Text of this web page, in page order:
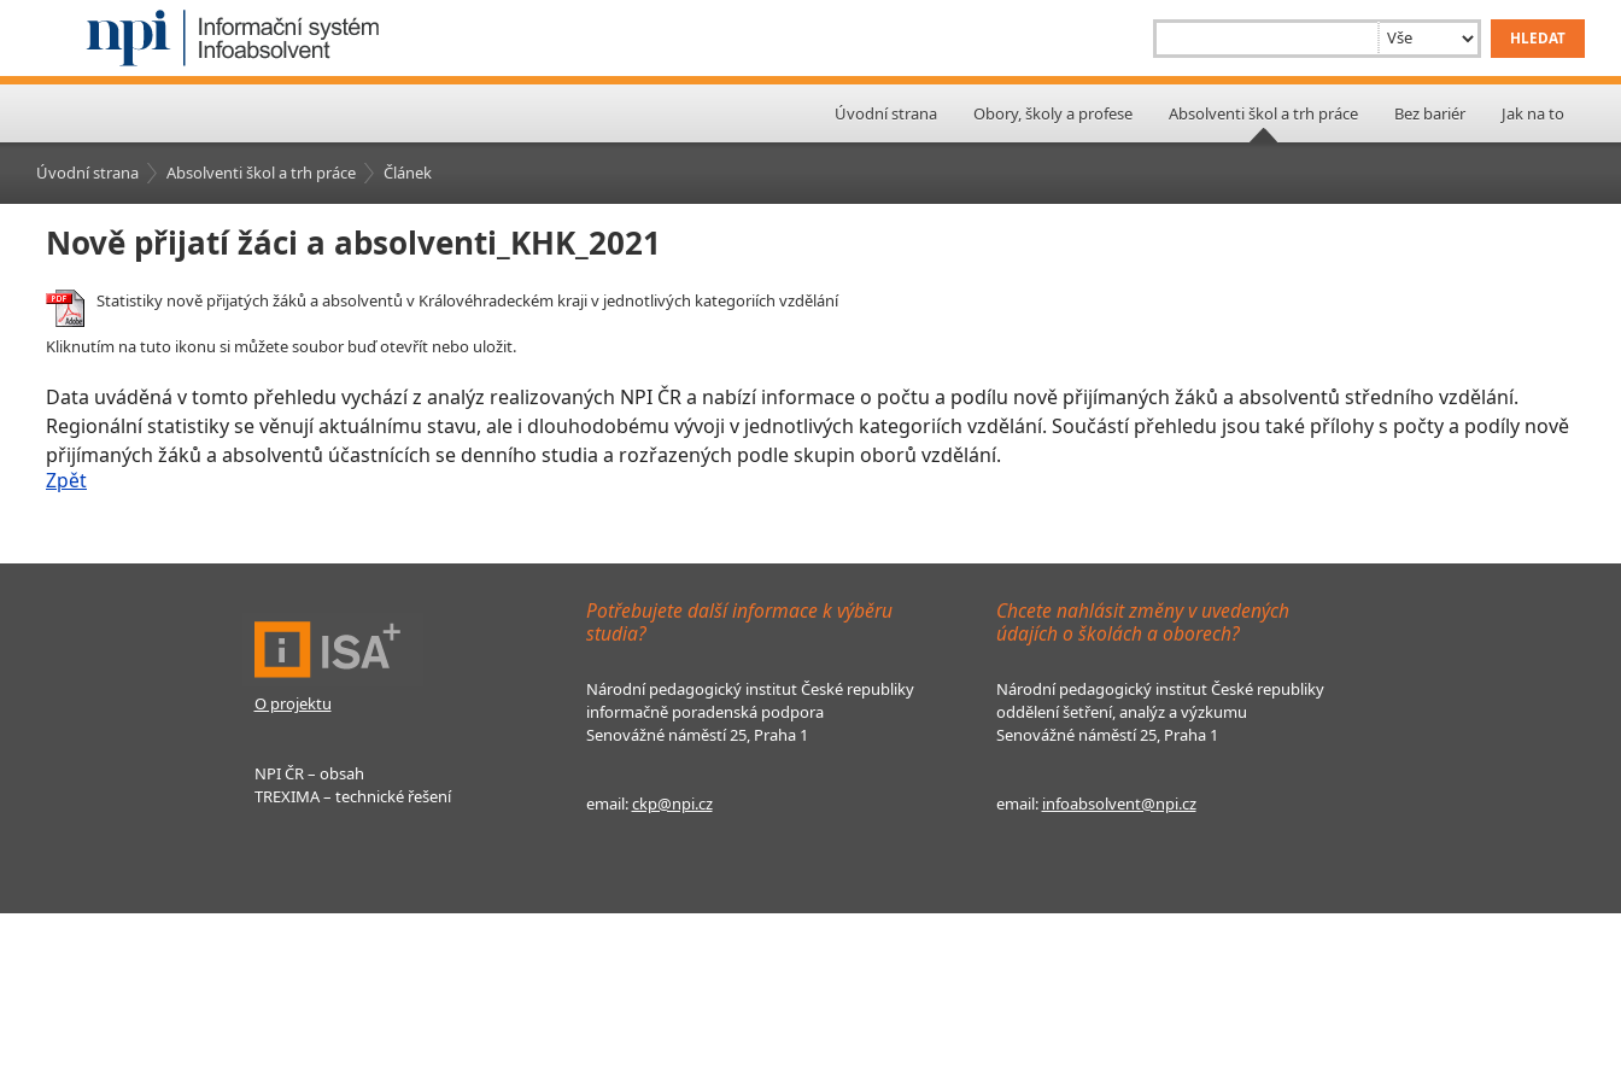
Úvodní strana Obory, školy a profese Absolventi škol a trh práce Bez bariér Jak na to
Úvodní strana Absolventi škol a trh práce Článek
Nově přijatí žáci a absolventi_KHK_2021
Statistiky nově přijatých žáků a absolventů v Královéhradeckém kraji v jednotlivých kategoriích vzdělání
Kliknutím na tuto ikonu si můžete soubor buď otevřít nebo uložit.
Data uváděná v tomto přehledu vychází z analýz realizovaných NPI ČR a nabízí informace o počtu a podílu nově přijímaných žáků a absolventů středního vzdělání.
Regionální statistiky se věnují aktuálnímu stavu, ale i dlouhodobému vývoji v jednotlivých kategoriích vzdělání. Součástí přehledu jsou také přílohy s počty a podíly nově
přijímaných žáků a absolventů účastnících se denního studia a rozřazených podle skupin oborů vzdělání.
Zpět
O projektu
NPI ČR – obsah
TREXIMA – technické řešení
Potřebujete další informace k výběru
studia?
Národní pedagogický institut České republiky
informačně poradenská podpora
Senovážné náměstí 25, Praha 1
email:ckp@npi.cz
Chcete nahlásit změny v uvedených
údajích o školách a oborech?
Národní pedagogický institut České republiky
oddělení šetření, analýz a výzkumu
Senovážné náměstí 25, Praha 1
email: infoabsolvent@npi.cz